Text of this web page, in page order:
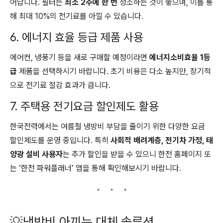
어납니다. 필터는 최소 2주에 한 번 청소하는 것이 좋으며, 이를 통
해 최대 10%의 전기료를 아낄 수 있습니다.
6. 에너지 효율 등급 제품 사용
에어컨, 냉풍기 등을 새로 구매할 예정이라면 에너지소비효율 1등
급 제품을 선택하시기 바랍니다. 초기 비용은 다소 높지만, 장기적
으로 전기료 절감 효과가 큽니다.
7. 주택용 전기요금 할인제도 활용
한국전력에서는 여름철 냉방비 부담을 줄이기 위한 다양한 요금
할인제도를 운영 중입니다. 특히 사회적 배려계층, 전기차 가정, 태
양광 설비 사용자는 추가 할인을 받을 수 있으니 한전 홈페이지 또
는 ‘한전 파워플래너’ 앱을 통해 확인해보시기 바랍니다.